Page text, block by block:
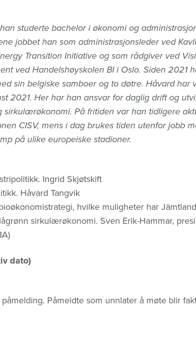
studerte bachelor i økonomi og
jobbet han som administrasjonsleder ved
Transition Initiative og som rådgiver ved
ved Handelshøyskolen BI i Oslo. Siden 2021
sin belgiske samboer og to døtre. Håvard
2021. Her har han ansvar for daglig drift og
På fritiden var han tidligere
CISV, mens i dag brukes tiden utenfor jobb
på ulike europeiske stadioner.
Ingrid Skjøtskift
Håvard Tangvik
hvilke muligheter har
sirkulærøkonomi. Sven Erik-Hammar,
dato)
Påmeldte som unnlater å møte blir